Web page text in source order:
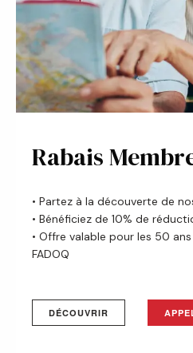
Rabais
• Partez à la découverte de
• Bénéficiez de 10% de
• Offre valable pour les 50
FADOQ
DÉCOUVRIR